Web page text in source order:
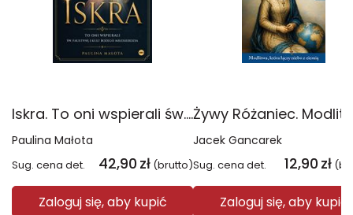
Iskra. To oni wspierali św. Faustynę i kult Bożego miłosierdzia
Paulina Małota
Sug. cena det. 42,90 zł (brutto)
Zaloguj się, aby kupić
Jacek Gancarek
Sug. cena det. 12,90 zł
Zaloguj się, aby kupić